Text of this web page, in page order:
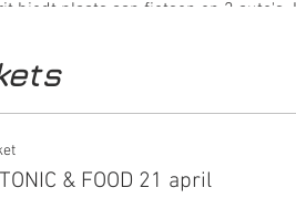
biedt plaats aan fietsen en 2
#42. Let op:
Boxtel is het ongeveer 20
& FOOD 21 april